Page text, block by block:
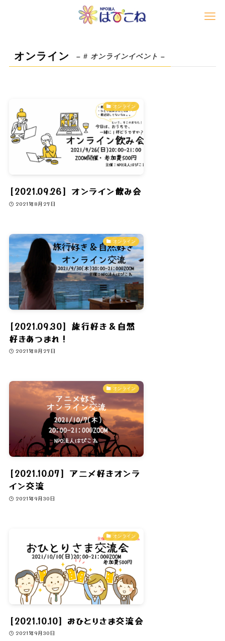
オンライン – # オンラインイベント –
オンライン
[2021.09.26] オンライン飲み会
2021年8月27日
オンライン
[2021.09.30] 旅行好き＆自然
好きあつまれ！
2021年8月27日
オンライン
[2021.10.07] アニメ好きオンラ
イン交流
2021年9月30日
オンライン
[2021.10.10] おひとりさま交流会
2021年9月30日